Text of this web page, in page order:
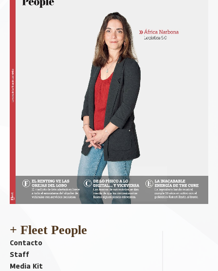
+ Fleet People
Contacto
Staff
Media Kit